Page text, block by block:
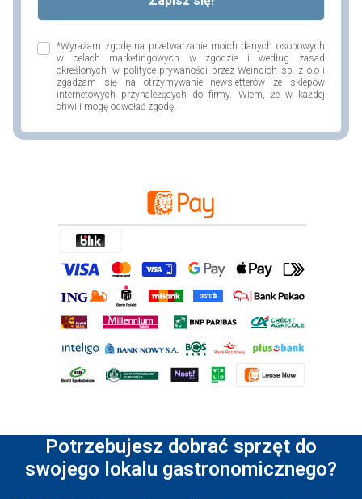
*Wyrażam zgodę na przetwarzanie moich danych osobowych
w celach marketingowych w zgodzie i według zasad
określonych w polityce prywaności przez Weindich sp. z o.o i
zgadzam się na otrzymywanie newsletterów ze sklepów
internetowych przynależących do firmy. Wiem, że w każdej
chwili mogę odwołać zgodę.
Potrzebujesz dobrać sprzęt do
swojego lokalu gastronomicznego?